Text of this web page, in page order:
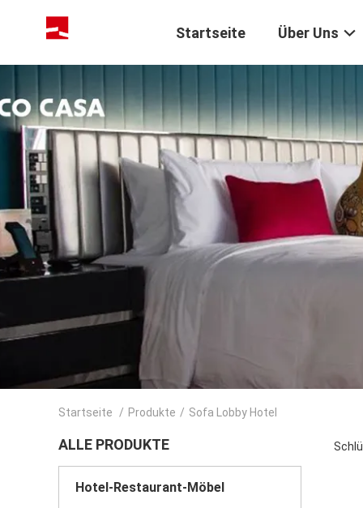
Startseite Über Uns
Startseite / Produkte / Sofa Lobby Hotel
ALLE PRODUKTE
Hotel-Restaurant-Möbel